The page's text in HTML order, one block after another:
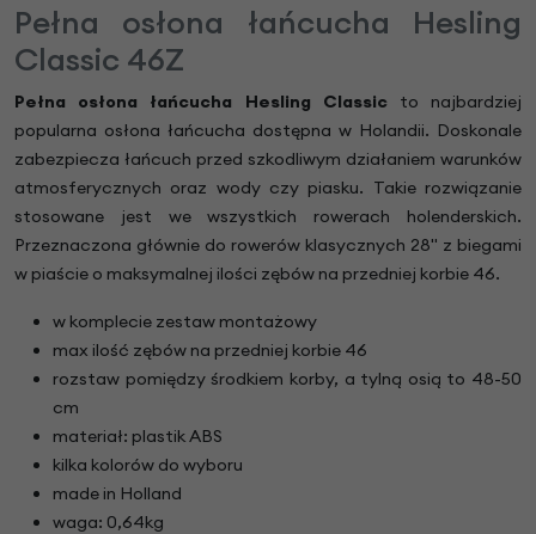
Pełna osłona łańcucha Hesling
Classic 46Z
Pełna osłona łańcucha Hesling Classicto najbardziej
popularna osłona łańcucha dostępna w Holandii. Doskonale
zabezpiecza łańcuch przed szkodliwym działaniem warunków
atmosferycznych oraz wody czy piasku. Takie rozwiązanie
stosowane jest we wszystkich rowerach holenderskich.
Przeznaczona głównie do rowerów klasycznych 28" z biegami
w piaście o maksymalnej ilości zębów na przedniej korbie 46.
w komplecie zestaw montażowy
max ilość zębów na przedniej korbie 46
rozstaw pomiędzy środkiem korby, a tylną osią to 48-50
cm
materiał: plastik ABS
kilka kolorów do wyboru
made in Holland
waga: 0,64kg